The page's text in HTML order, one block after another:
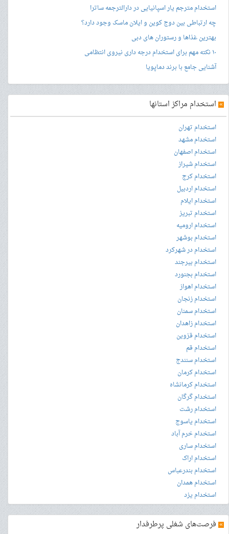
استخدام مترجم یار اسپانیایی در دارالترجمه ساترا
چه ارتباطی بین دوج کوین و ایلان ماسک وجود دارد؟
بهترین غذاها و رستوران های دبی
۱۰ نکته مهم برای استخدام درجه داری نیروی انتظامی
آشنایی جامع با برند دماپویا
» استخدام مراکز استانها
استخدام تهران
استخدام مشهد
استخدام اصفهان
استخدام شیراز
استخدام کرج
استخدام اردبیل
استخدام ایلام
استخدام تبریز
استخدام ارومیه
استخدام بوشهر
استخدام در شهرکرد
استخدام بیرجند
استخدام بجنورد
استخدام اهواز
استخدام زنجان
استخدام سمنان
استخدام زاهدان
استخدام قزوین
استخدام قم
استخدام سنندج
استخدام کرمان
استخدام کرمانشاه
استخدام گرگان
استخدام رشت
استخدام یاسوج
استخدام خرم آباد
استخدام ساری
استخدام اراک
استخدام بندرعباس
استخدام همدان
استخدام یزد
» فرصت‌های شغلی پرطرفدار